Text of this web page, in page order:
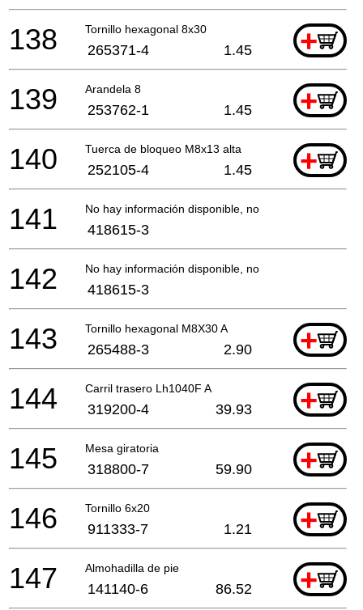
Tornillo hexagonal 8x30 +
138 265371-4 1.45
Arandela 8 +
139 253762-1 1.45
Tuerca de bloqueo M8x13 alta +
140 252105-4 1.45
No hay información disponible, no se puede pedir
141 418615-3
No hay información disponible, no se puede pedir
142 418615-3
Tornillo hexagonal M8X30 A +
143 265488-3 2.90
Carril trasero Lh1040F A +
144 319200-4 39.93
Mesa giratoria +
145 318800-7 59.90
Tornillo 6x20 +
146 911333-7 1.21
Almohadilla de pie +
147 141140-6 86.52